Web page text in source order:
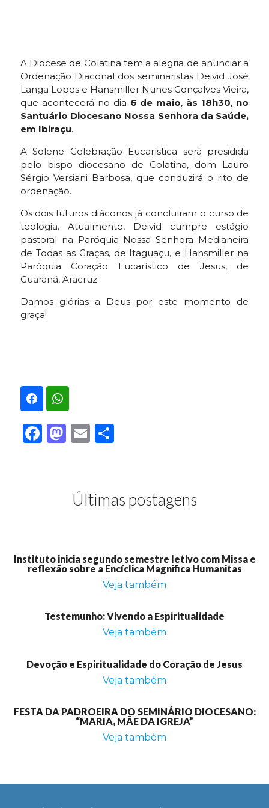
A Diocese de Colatina tem a alegria de anunciar a
Ordenação Diaconal dos seminaristas Deivid José
Langa Lopes e Hansmiller Nunes Gonçalves Vieira,
que acontecerá no dia 6 de maio, às 18h30, no
Santuário Diocesano Nossa Senhora da Saúde,
em Ibiraçu.
A Solene Celebração Eucarística será presidida
pelo bispo diocesano de Colatina, dom Lauro
Sérgio Versiani Barbosa, que conduzirá o rito de
ordenação.
Os dois futuros diáconos já concluíram o curso de
teologia. Atualmente, Deivid cumpre estágio
pastoral na Paróquia Nossa Senhora Medianeira
de Todas as Graças, de Itaguaçu, e Hansmiller na
Paróquia Coração Eucarístico de Jesus, de
Guaraná, Aracruz.
Damos glórias a Deus por este momento de
graça!
Facebook
Mastodon
EmailShare
Últimas postagens
Instituto inicia segundo semestre letivo com Missa e
reflexão sobre a Encíclica Magnifica Humanitas
Veja também
Testemunho: Vivendo a Espiritualidade
Veja também
Devoção e Espiritualidade do Coração de Jesus
Veja também
FESTA DA PADROEIRA DO SEMINÁRIO DIOCESANO:
“MARIA, MÃE DA IGREJA”
Veja também